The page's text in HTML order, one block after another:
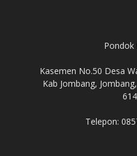
Pondok
Kasemen No.50 Desa
Kab Jombang,
Telepon: